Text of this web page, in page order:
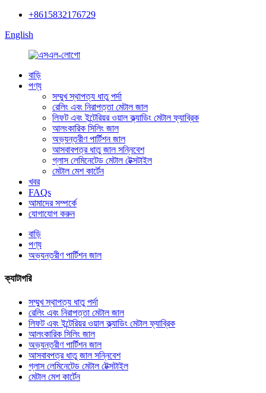
+8615832176729
English
বাড়ি
পণ্য
সম্মুখ স্থাপত্য ধাতু পর্দা
রেলিং এবং নিরাপত্তা মেটাল জাল
লিফট এবং ইন্টেরিয়র ওয়াল ক্ল্যাডিং মেটাল ফ্যাব্রিক
আলংকারিক সিলিং জাল
অভ্যন্তরীণ পার্টিশন জাল
আসবাবপত্র ধাতু জাল সন্নিবেশ
গ্লাস লেমিনেটেড মেটাল টেক্সটাইল
মেটাল মেশ কার্টেন
খবর
FAQs
আমাদের সম্পর্কে
যোগাযোগ করুন
বাড়ি
পণ্য
অভ্যন্তরীণ পার্টিশন জাল
ক্যাটাগরি
সম্মুখ স্থাপত্য ধাতু পর্দা
রেলিং এবং নিরাপত্তা মেটাল জাল
লিফট এবং ইন্টেরিয়র ওয়াল ক্ল্যাডিং মেটাল ফ্যাব্রিক
আলংকারিক সিলিং জাল
অভ্যন্তরীণ পার্টিশন জাল
আসবাবপত্র ধাতু জাল সন্নিবেশ
গ্লাস লেমিনেটেড মেটাল টেক্সটাইল
মেটাল মেশ কার্টেন